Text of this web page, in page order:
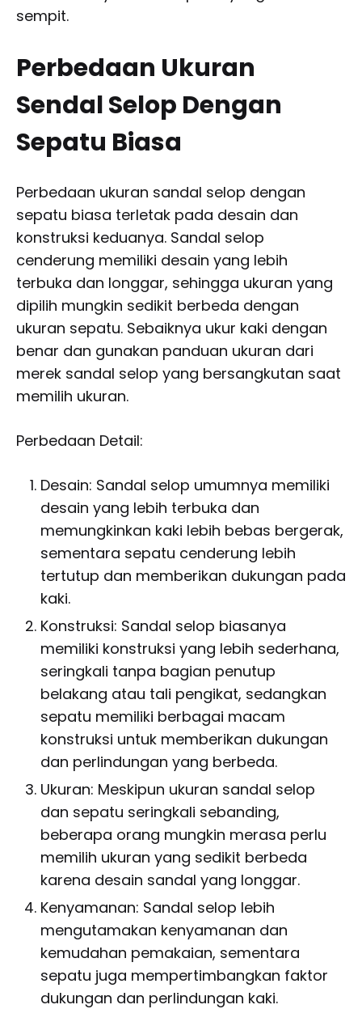
sempit.
Perbedaan Ukuran
Sendal Selop Dengan
Sepatu Biasa
Perbedaan ukuran sandal selop dengan
sepatu biasa terletak pada desain dan
konstruksi keduanya. Sandal selop
cenderung memiliki desain yang lebih
terbuka dan longgar, sehingga ukuran yang
dipilih mungkin sedikit berbeda dengan
ukuran sepatu. Sebaiknya ukur kaki dengan
benar dan gunakan panduan ukuran dari
merek sandal selop yang bersangkutan saat
memilih ukuran.
Perbedaan Detail:
Desain: Sandal selop umumnya memiliki
desain yang lebih terbuka dan
memungkinkan kaki lebih bebas bergerak,
sementara sepatu cenderung lebih
tertutup dan memberikan dukungan pada
kaki.
Konstruksi: Sandal selop biasanya
memiliki konstruksi yang lebih sederhana,
seringkali tanpa bagian penutup
belakang atau tali pengikat, sedangkan
sepatu memiliki berbagai macam
konstruksi untuk memberikan dukungan
dan perlindungan yang berbeda.
Ukuran: Meskipun ukuran sandal selop
dan sepatu seringkali sebanding,
beberapa orang mungkin merasa perlu
memilih ukuran yang sedikit berbeda
karena desain sandal yang longgar.
Kenyamanan: Sandal selop lebih
mengutamakan kenyamanan dan
kemudahan pemakaian, sementara
sepatu juga mempertimbangkan faktor
dukungan dan perlindungan kaki.